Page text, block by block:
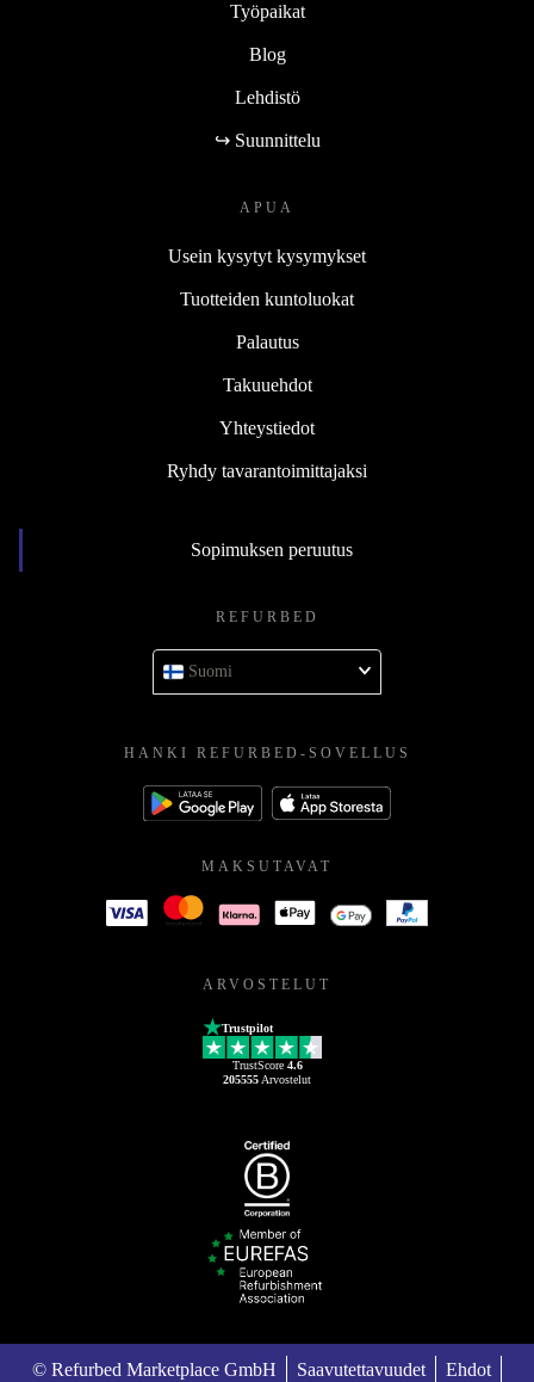
Työpaikat
Blog
Lehdistö
↪ Suunnittelu
APUA
Usein kysytyt kysymykset
Tuotteiden kuntoluokat
Palautus
Takuuehdot
Yhteystiedot
Ryhdy tavarantoimittajaksi
Sopimuksen peruutus
REFURBED
Suomi
HANKI REFURBED-SOVELLUS
MAKSUTAVAT
ARVOSTELUT
Trustpilot
TrustScore 4.6
205555 Arvostelut
© Refurbed Marketplace GmbH Saavutettavuudet Ehdot